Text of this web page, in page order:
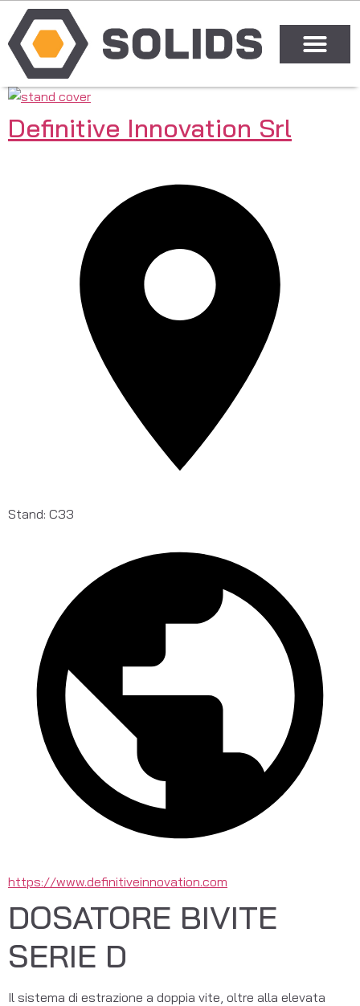
Definitive Innovation Srl
Stand: C33
https://www.definitiveinnovation.com
DOSATORE BIVITE
SERIE D
Il sistema di estrazione a doppia vite, oltre alla elevata